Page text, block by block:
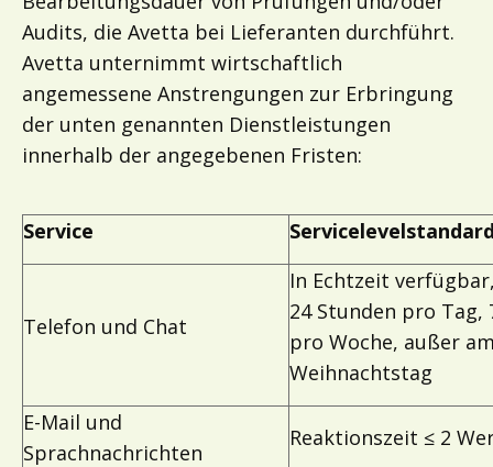
Audits, die Avetta bei Lieferanten durchführt.
Avetta unternimmt wirtschaftlich
angemessene Anstrengungen zur Erbringung
der unten genannten Dienstleistungen
innerhalb der angegebenen Fristen:
Service
Telefon und Chat
In Echtzeit
24 Stunden pro Tag,
pro Woche, außer
Weihnachtstag
E-Mail und
Sprachnachrichten
Reaktionszeit ≤ 2